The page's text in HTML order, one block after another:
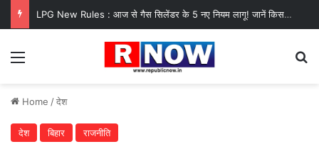
LPG New Rules : आज से गैस सिलेंडर के 5 नए नियम लागू! जानें किसका कटेगा कनेक्शन, कितने दिन बाद होगी बुकिंग?
Menu
Home /देश
देश बिहार राजनीति